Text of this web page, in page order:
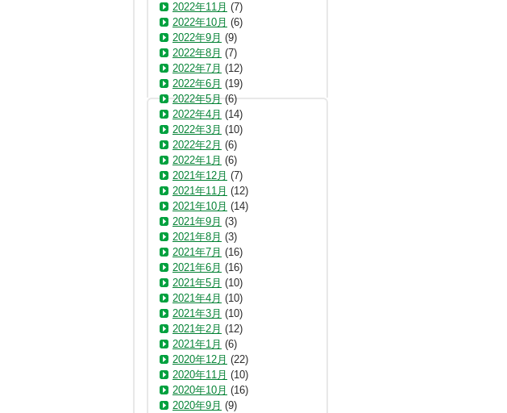
2022年11月 (7)
2022年10月 (6)
2022年9月 (9)
2022年8月 (7)
2022年7月 (12)
2022年6月 (19)
2022年5月 (6)
2022年4月 (14)
2022年3月 (10)
2022年2月 (6)
2022年1月 (6)
2021年12月 (7)
2021年11月 (12)
2021年10月 (14)
2021年9月 (3)
2021年8月 (3)
2021年7月 (16)
2021年6月 (16)
2021年5月 (10)
2021年4月 (10)
2021年3月 (10)
2021年2月 (12)
2021年1月 (6)
2020年12月 (22)
2020年11月 (10)
2020年10月 (16)
2020年9月 (9)